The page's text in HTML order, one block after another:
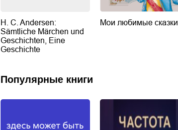
H. C. Andersen:
Sämtliche Märchen und
Geschichten, Eine
Geschichte
Мои любимые сказки
Популярные книги